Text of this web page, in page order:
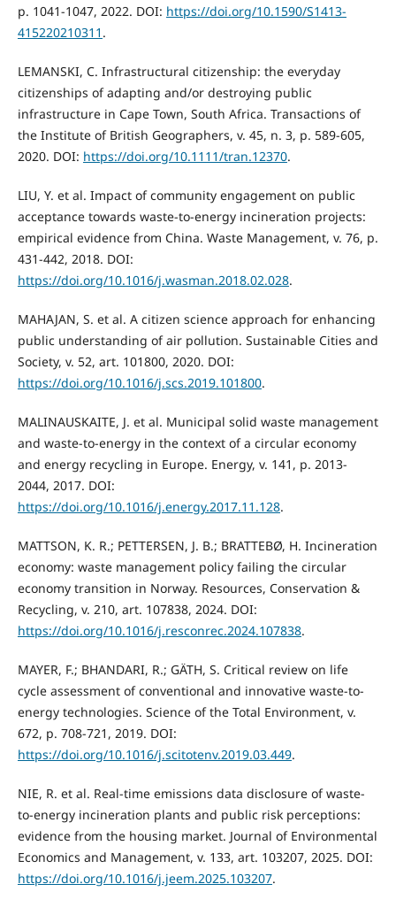
p. 1041-1047, 2022. DOI: https://doi.org/10.1590/S1413-
415220210311 .
LEMANSKI, C. Infrastructural citizenship: the everyday
citizenships of adapting and/or destroying public
infrastructure in Cape Town, South Africa. Transactions of
the Institute of British Geographers, v. 45, n. 3, p. 589-605,
2020. DOI: https://doi.org/10.1111/tran.12370.
LIU, Y. et al. Impact of community engagement on public
acceptance towards waste-to-energy incineration projects:
empirical evidence from China. Waste Management, v. 76, p.
431-442, 2018. DOI:
https://doi.org/10.1016/j.wasman.2018.02.028.
MAHAJAN, S. et al. A citizen science approach for enhancing
public understanding of air pollution. Sustainable Cities and
Society, v. 52, art. 101800, 2020. DOI:
https://doi.org/10.1016/j.scs.2019.101800.
MALINAUSKAITE, J. et al. Municipal solid waste management
and waste-to-energy in the context of a circular economy
and energy recycling in Europe. Energy, v. 141, p. 2013-
2044, 2017. DOI:
https://doi.org/10.1016/j.energy.2017.11.128.
MATTSON, K. R.; PETTERSEN, J. B.; BRATTEBØ, H. Incineration
economy: waste management policy failing the circular
economy transition in Norway. Resources, Conservation &
Recycling, v. 210, art. 107838, 2024. DOI:
https://doi.org/10.1016/j.resconrec.2024.107838.
MAYER, F.; BHANDARI, R.; GÄTH, S. Critical review on life
cycle assessment of conventional and innovative waste-to-
energy technologies. Science of the Total Environment, v.
672, p. 708-721, 2019. DOI:
https://doi.org/10.1016/j.scitotenv.2019.03.449.
NIE, R. et al. Real-time emissions data disclosure of waste-
to-energy incineration plants and public risk perceptions:
evidence from the housing market. Journal of Environmental
Economics and Management, v. 133, art. 103207, 2025. DOI:
https://doi.org/10.1016/j.jeem.2025.103207.